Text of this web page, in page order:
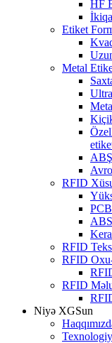
HF
Etiket
Metal
RFID
RFID
RFID
RFID
Niyə XGSun